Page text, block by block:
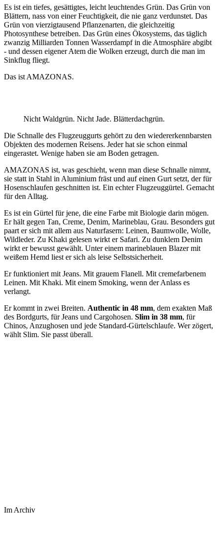
Es ist ein tiefes, gesättigtes, leicht leuchtendes Grün. Das Grün von
Blättern, nass von einer Feuchtigkeit, die nie ganz verdunstet. Das
Grün von vierzigtausend Pflanzenarten, die gleichzeitig
Photosynthese betreiben. Das Grün eines Ökosystems, das täglich
zwanzig Milliarden Tonnen Wasserdampf in die Atmosphäre abgibt
- und dessen eigener Atem die Wolken erzeugt, durch die man im
Sinkflug fliegt.
Das ist AMAZONAS.
Nicht Waldgrün. Nicht Jade. Blätterdachgrün.
Die Schnalle des Flugzeuggurts gehört zu den wiedererkennbarsten
Objekten des modernen Reisens. Jeder hat sie schon einmal
eingerastet. Wenige haben sie am Boden getragen.
AMAZONAS ist, was geschieht, wenn man diese Schnalle nimmt,
sie statt in Stahl in Aluminium fräst und auf einen Gurt setzt, der für
Hosenschlaufen geschnitten ist. Ein echter Flugzeuggürtel. Gemacht
für den Alltag.
Es ist ein Gürtel für jene, die eine Farbe mit Biologie darin mögen.
Er hält gegen Tan, Creme, Denim, Marineblau, Grau. Besonders gut
paart er sich mit allem aus Naturfasern: Leinen, Baumwolle, Wolle,
Wildleder. Zu Khaki gelesen wirkt er Safari. Zu dunklem Denim
wirkt er bewusst gewählt. Unter einem marineblauen Blazer mit
weißem Hemd liest er sich als leise Selbstsicherheit.
Er funktioniert mit Jeans. Mit grauem Flanell. Mit cremefarbenem
Leinen. Mit Khaki. Mit einem Smoking, wenn der Anlass es
verlangt.
Er kommt in zwei Breiten. Authentic in 48 mm, dem exakten Maß
des Bordgurts, für Jeans und Cargohosen. Slim in 38 mm, für
Chinos, Anzughosen und jede Standard-Gürtelschlaufe. Wer zögert,
wählt Slim. Sie passt überall.
Im Archiv